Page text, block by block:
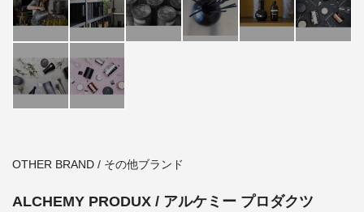
OTHER BRAND / その他ブランド
ALCHEMY PRODUX / アルケミー プロダクツ